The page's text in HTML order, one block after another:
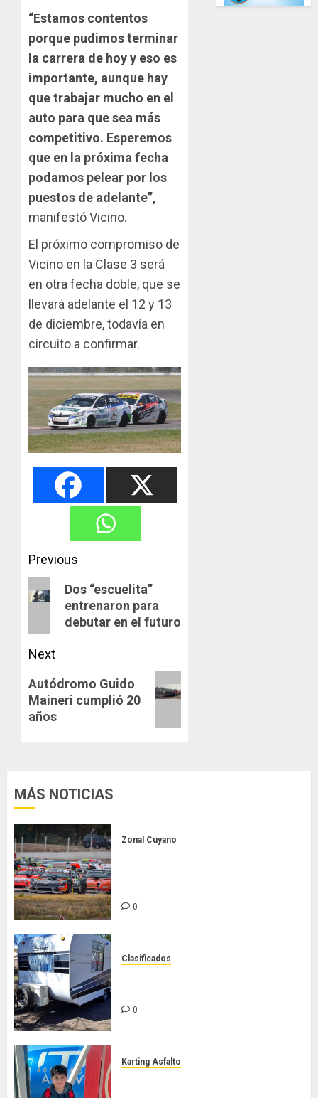
“Estamos contentos
porque pudimos terminar
la carrera de hoy y eso es
importante, aunque hay
que trabajar mucho en el
auto para que sea más
competitivo. Esperemos
que en la próxima fecha
podamos pelear por los
puestos de adelante”,
manifestó Vicino.
El próximo compromiso de
Vicino en la Clase 3 será
en otra fecha doble, que se
llevará adelante el 12 y 13
de diciembre, todavía en
circuito a confirmar.
Post
navigation
Previous
Previous
post:
Dos “escuelita”
entrenaron para
debutar en el futuro
Next
Next
post:
Autódromo Guido
Maineri cumplió 20
años
MÁS NOTICIAS
Zonal Cuyano
0
Clasificados
0
Karting Asfalto